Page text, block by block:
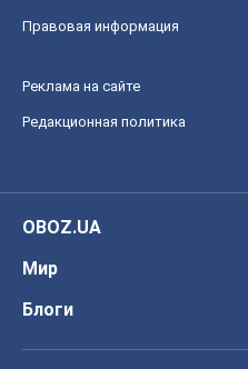
Правовая информация
Реклама на сайте
Редакционная политика
OBOZ.UA
Мир
Блоги